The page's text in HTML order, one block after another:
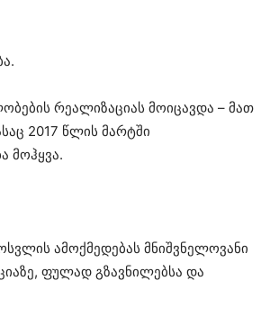
რეალიზაციას მოიცავდა – მათ
2017 წლის მარტში
მოჰყვა.
ამოქმედებას მნიშვნელოვანი
ფულად გზავნილებსა და